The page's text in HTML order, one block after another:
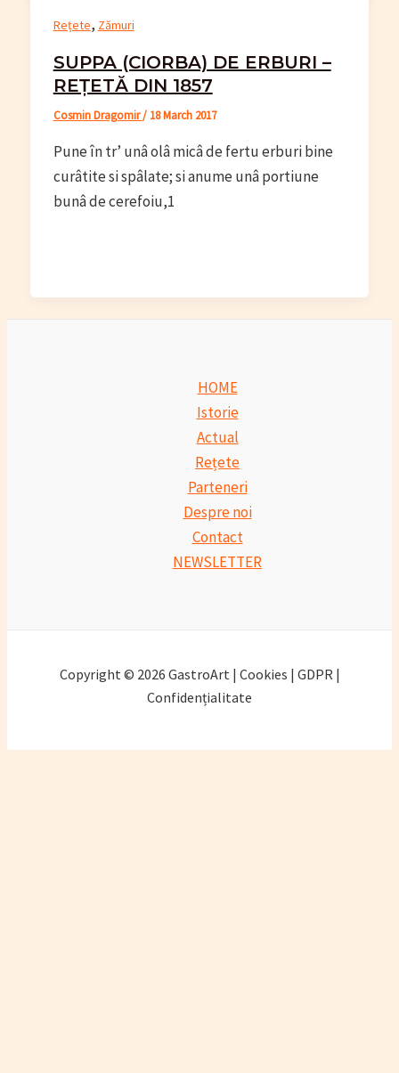
Rețete, Zămuri
SUPPA (CIORBA) DE ERBURI –
REȚETĂ DIN 1857
Cosmin Dragomir/ 18 March 2017
Pune în tr’ unâ olâ micâ de fertu erburi bine
curâtite si spâlate; si anume unâ portiune
bunâ de cerefoiu,1
HOME
Istorie
Actual
Rețete
Parteneri
Despre noi
Contact
NEWSLETTER
Copyright © 2026 GastroArt | Cookies | GDPR |
Confidențialitate